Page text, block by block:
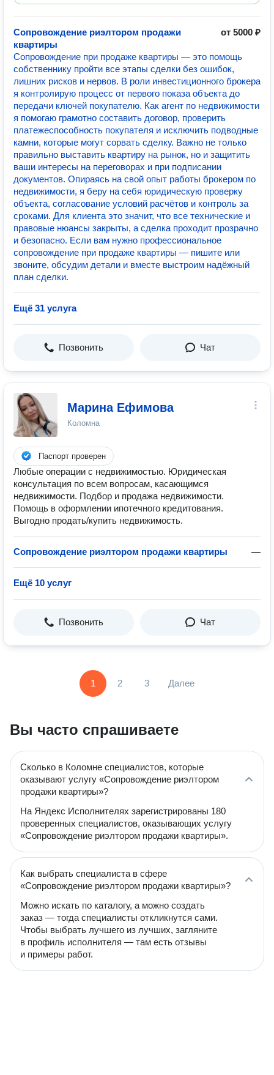
Сопровождение риэлтором продажи
квартиры
от 5000 ₽
Сопровождение при продаже квартиры — это помощь
собственнику пройти все этапы сделки без ошибок,
лишних рисков и нервов. В роли инвестиционного брокера
я контролирую процесс от первого показа объекта до
передачи ключей покупателю. Как агент по недвижимости
я помогаю грамотно составить договор, проверить
платежеспособность покупателя и исключить подводные
камни, которые могут сорвать сделку. Важно не только
правильно выставить квартиру на рынок, но и защитить
ваши интересы на переговорах и при подписании
документов. Опираясь на свой опыт работы брокером по
недвижимости, я беру на себя юридическую проверку
объекта, согласование условий расчётов и контроль за
сроками. Для клиента это значит, что все технические и
правовые нюансы закрыты, а сделка проходит прозрачно
и безопасно. Если вам нужно профессиональное
сопровождение при продаже квартиры — пишите или
звоните, обсудим детали и вместе выстроим надёжный
план сделки.
Ещё 31 услуга
Позвонить Чат
Марина Ефимова
Коломна
Паспорт проверен
Любые операции с недвижимостью. Юридическая
консультация по всем вопросам, касающимся
недвижимости. Подбор и продажа недвижимости.
Помощь в оформлении ипотечного кредитования.
Выгодно продать/купить недвижимость.
Сопровождение риэлтором продажи квартиры —
Ещё 10 услуг
Позвонить Чат
1 2 3 Далее
Вы часто спрашиваете
Сколько в Коломне специалистов, которые
оказывают услугу «Сопровождение риэлтором
продажи квартиры»?
На Яндекс Исполнителях зарегистрированы 180
проверенных специалистов, оказывающих услугу
«Сопровождение риэлтором продажи квартиры».
Как выбрать специалиста в сфере
«Сопровождение риэлтором продажи квартиры»?
Можно искать по каталогу, а можно создать
заказ — тогда специалисты откликнутся сами.
Чтобы выбрать лучшего из лучших, загляните
в профиль исполнителя — там есть отзывы
и примеры работ.